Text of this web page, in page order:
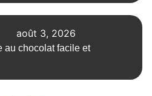
août 3, 2026
au chocolat facile et